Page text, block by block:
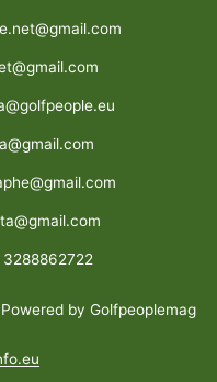
by Golfpeoplemag